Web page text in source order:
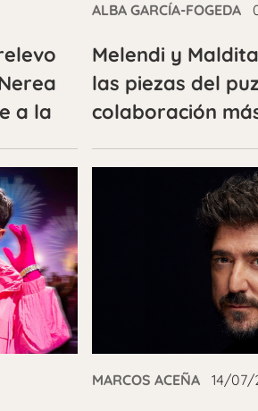
a la
ALBA GARCÍA-FOGEDA
Melendi y
las piezas del
colaboración
MARCOS ACEÑA 14/07/